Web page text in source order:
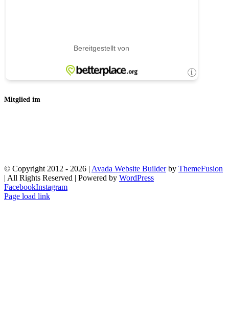
Mitglied im
© Copyright 2012 - 2026 | Avada Website Builderby ThemeFusion
| All Rights Reserved | Powered by WordPress
FacebookInstagram
Page load link